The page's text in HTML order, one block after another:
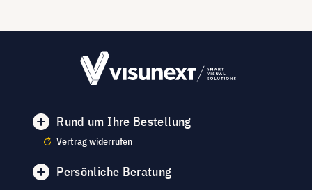
Rund um Ihre Bestellung
Vertrag widerrufen
Persönliche Beratung